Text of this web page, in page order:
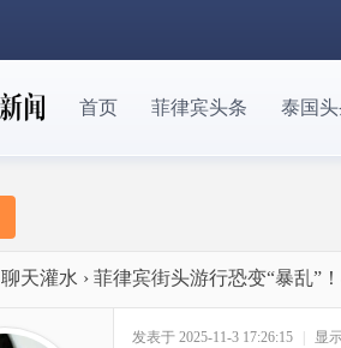
首页 菲律宾头条 泰国
聊天灌水 › 菲律宾街头游行恐变“暴乱”
发表于 2025-11-3 17:26:15 显